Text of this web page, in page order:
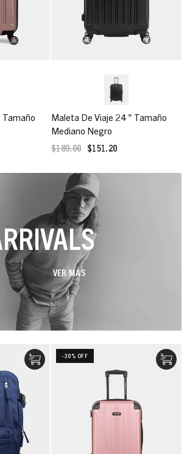
Maleta De Viaje 24 " Tamaño
Mediano Negro
$189.00 $151.20
VER MÁS
-30% OFF